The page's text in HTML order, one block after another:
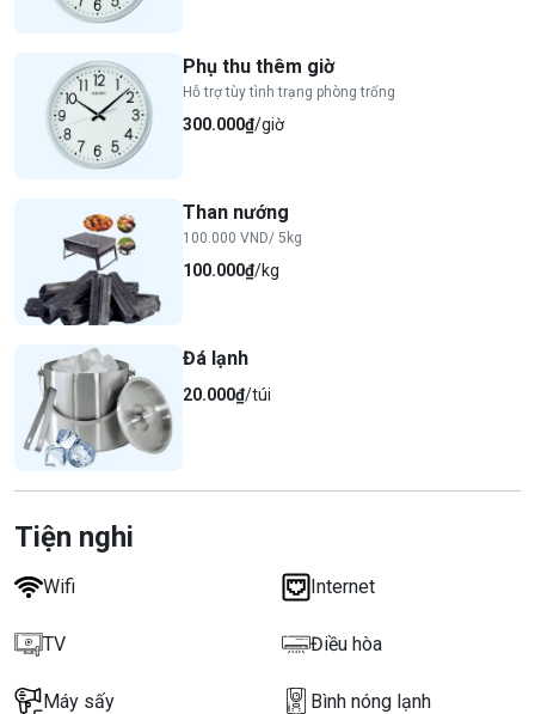
Phụ thu thêm giờ
Hỗ trợ tùy tình trạng phòng trống
300.000₫/giờ
Than nướng
100.000 VND/ 5kg
100.000₫/kg
Đá lạnh
20.000₫/túi
Tiện nghi
Wifi Internet
TV Điều hòa
Máy sấy Bình nóng lạnh